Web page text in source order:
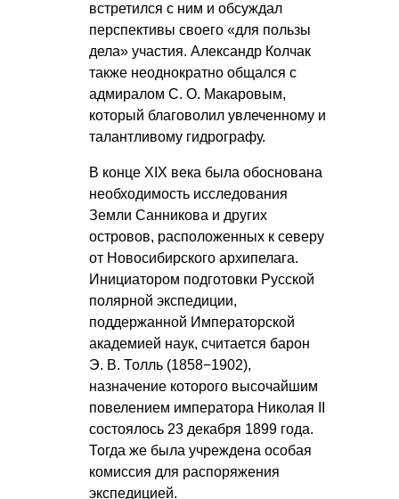
встретился с ним и обсуждал
перспективы своего «для пользы
дела» участия. Александр Колчак
также неоднократно общался с
адмиралом С. О. Макаровым,
который благоволил увлеченному и
талантливому гидрографу.
В конце XIX века была обоснована
необходимость исследования
Земли Санникова и других
островов, расположенных к северу
от Новосибирского архипелага.
Инициатором подготовки Русской
полярной экспедиции,
поддержанной Императорской
академией наук, считается барон
Э. В. Толль (1858−1902),
назначение которого высочайшим
повелением императора Николая II
состоялось 23 декабря 1899 года.
Тогда же была учреждена особая
комиссия для распоряжения
экспедицией.